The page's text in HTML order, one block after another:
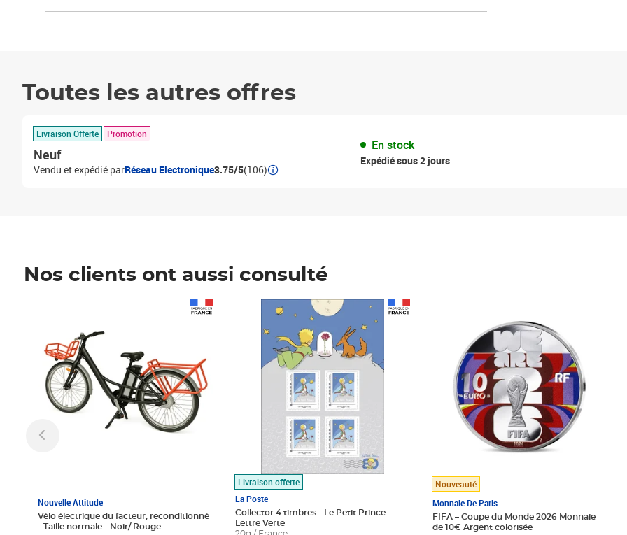
Toutes les autres offres
Livraison Offerte Promotion
Neuf
Vendu et expédié parRéseau Electronique3.75/5(106)
En stock
Expédié sous 2 jours
Nos clients ont aussi consulté
Nouvelle Attitude
Vélo électrique du facteur, reconditionné
- Taille normale - Noir/ Rouge
Livraison offerte
La Poste
Collector 4 timbres - Le Petit Prince -
Lettre Verte
Prix 7,50€
Nouveauté
Monnaie De Paris
FIFA – Coupe du Monde 2026 Monnaie
de 10€ Argent colorisée